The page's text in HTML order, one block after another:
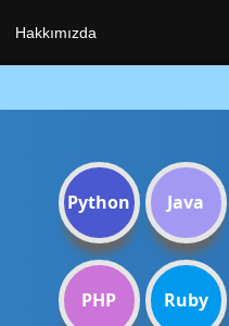
Python Java
PHP Ruby
Hakkımızda